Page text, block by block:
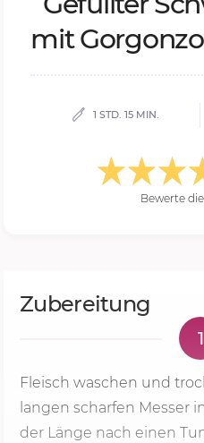
mit
1 STD. 15 MIN.
Bewerte
Zubereitung
1
Fleisch waschen und
langen scharfen Messer
der Länge nach einen